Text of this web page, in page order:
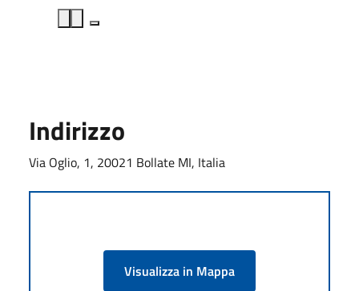
Indirizzo
Via Oglio, 1, 20021 Bollate MI, Italia
Visualizza in Mappa